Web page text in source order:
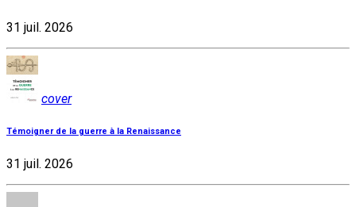
31 juil. 2026
cover
Témoigner de la guerre à la Renaissance
31 juil. 2026